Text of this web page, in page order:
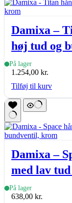
Damixa –
høj tud og
På lager
1.254,00 kr.
Tilføj til kurv
Damixa –
med lav
På lager
638,00 kr.